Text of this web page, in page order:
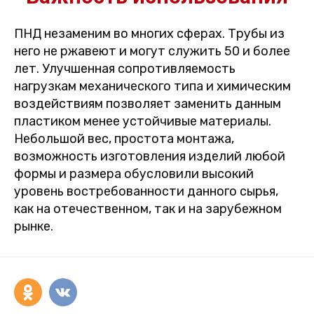
ПНД незаменим во многих сферах. Трубы из
него не ржавеют и могут служить 50 и более
лет. Улучшенная сопротивляемость
нагрузкам механического типа и химическим
воздействиям позволяет заменить данным
пластиком менее устойчивые материалы.
Небольшой вес, простота монтажа,
возможность изготовления изделий любой
формы и размера обусловили высокий
уровень востребованности данного сырья,
как на отечественном, так и на зарубежном
рынке.